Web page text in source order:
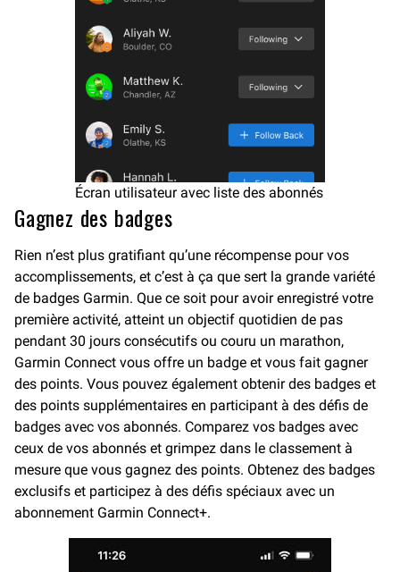
Écran utilisateur avec liste des abonnés
Gagnez des badges
Rien n’est plus gratifiant qu’une récompense pour vos
accomplissements, et c’est à ça que sert la grande variété
de badges Garmin. Que ce soit pour avoir enregistré votre
première activité, atteint un objectif quotidien de pas
pendant 30 jours consécutifs ou couru un marathon,
Garmin Connect vous offre un badge et vous fait gagner
des points. Vous pouvez également obtenir des badges et
des points supplémentaires en participant à des défis de
badges avec vos abonnés. Comparez vos badges avec
ceux de vos abonnés et grimpez dans le classement à
mesure que vous gagnez des points. Obtenez des badges
exclusifs et participez à des défis spéciaux avec un
abonnement Garmin Connect+.